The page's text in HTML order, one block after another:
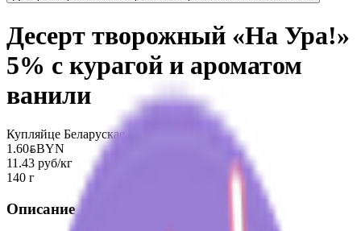
Десерт творожный «На Ура!»
5% с курагой и ароматом
ванили
Купляйце Беларускае
1.60BYNBYN
11.43 руб/кг
140 г
Описание